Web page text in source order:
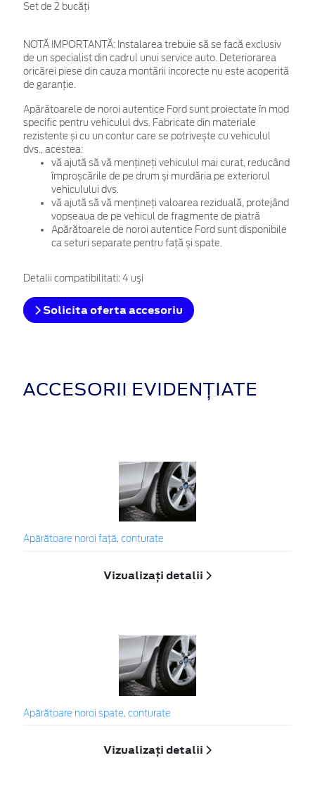
Set de 2 bucăţi
NOTĂ IMPORTANTĂ: Instalarea trebuie să se facă exclusiv
de un specialist din cadrul unui service auto. Deteriorarea
oricărei piese din cauza montării incorecte nu este acoperită
de garanţie.
Apărătoarele de noroi autentice Ford sunt proiectate în mod
specific pentru vehiculul dvs. Fabricate din materiale
rezistente și cu un contur care se potrivește cu vehiculul
dvs., acestea:
vă ajută să vă mențineți vehiculul mai curat, reducând
împroșcările de pe drum și murdăria pe exteriorul
vehiculului dvs.
vă ajută să vă mențineți valoarea reziduală, protejând
vopseaua de pe vehicul de fragmente de piatră
Apărătoarele de noroi autentice Ford sunt disponibile
ca seturi separate pentru față și spate.
Detalii compatibilitati: 4 uşi
Solicita oferta accesoriu
ACCESORII EVIDENȚIATE
Apărătoare noroi faţă, conturate
Vizualizați detalii
Apărătoare noroi spate, conturate
Vizualizați detalii